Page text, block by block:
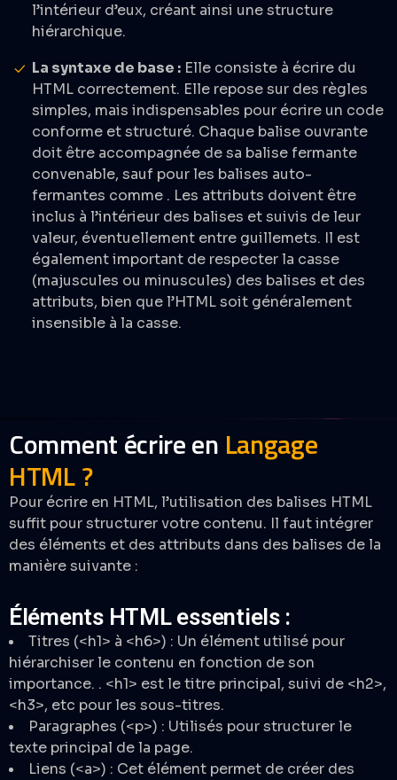
l’intérieur d’eux, créant ainsi une structure
hiérarchique.
La syntaxe de base : Elle consiste à écrire du
HTML correctement. Elle repose sur des règles
simples, mais indispensables pour écrire un code
conforme et structuré. Chaque balise ouvrante
doit être accompagnée de sa balise fermante
convenable, sauf pour les balises auto-
fermantes comme . Les attributs doivent être
inclus à l’intérieur des balises et suivis de leur
valeur, éventuellement entre guillemets. Il est
également important de respecter la casse
(majuscules ou minuscules) des balises et des
attributs, bien que l’HTML soit généralement
insensible à la casse.
Comment écrire en Langage
HTML ?
Pour écrire en HTML, l’utilisation des balises HTML
suffit pour structurer votre contenu. Il faut intégrer
des éléments et des attributs dans des balises de la
manière suivante :
Éléments HTML essentiels :
Titres (<h1> à <h6>) : Un élément utilisé pour
hiérarchiser le contenu en fonction de son
importance. . <h1> est le titre principal, suivi de <h2>,
<h3>, etc pour les sous-titres.
Paragraphes (<p>) : Utilisés pour structurer le
texte principal de la page.
Liens (<a>) : Cet élément permet de créer des